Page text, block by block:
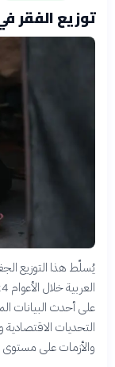
توزيع الفقر في
يُسلّط هذا التوزيع
على أحدث البيانات
التحديات الاقتصادية
والأزمات على